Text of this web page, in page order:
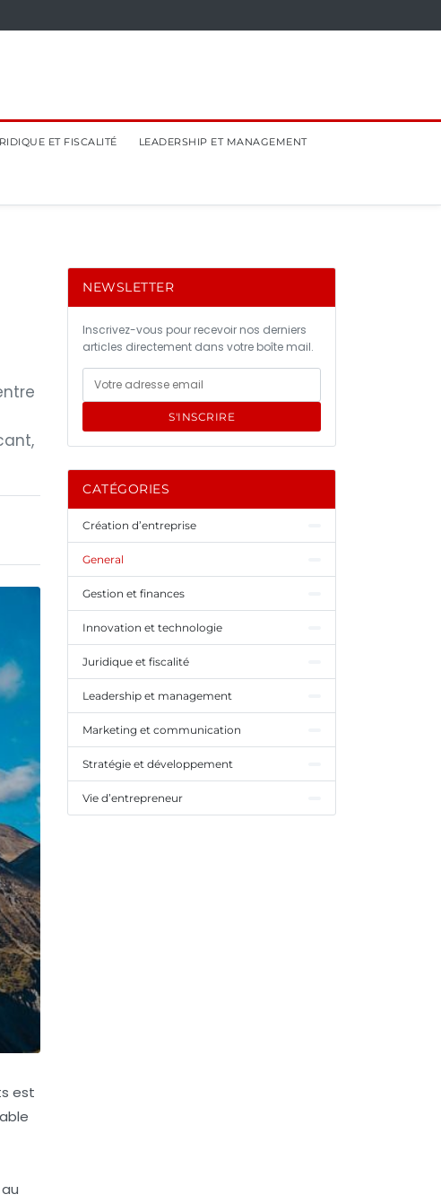
ET FISCALITÉ LEADERSHIP ET MANAGEMENT
est
NEWSLETTER
Inscrivez-vous pour recevoir nos derniers
articles directement dans votre boîte mail.
S'INSCRIRE
CATÉGORIES
Création d’entreprise
General
Gestion et finances
Innovation et technologie
Juridique et fiscalité
Leadership et management
Marketing et communication
Stratégie et développement
Vie d’entrepreneur